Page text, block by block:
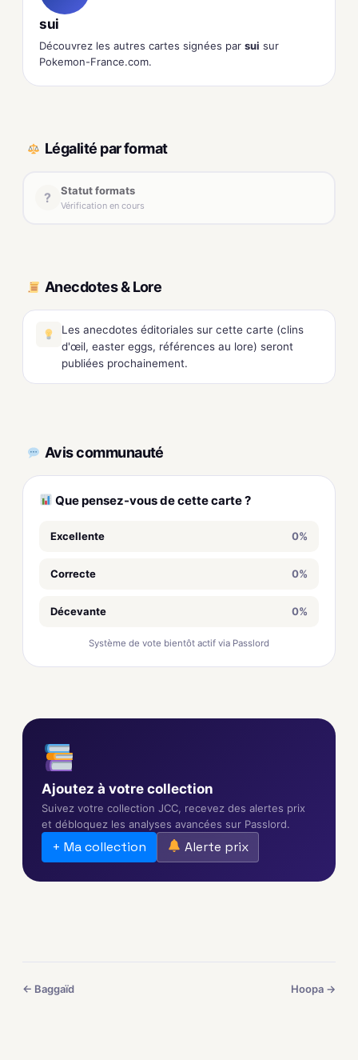
sui
Découvrez les autres cartes signées par sui sur
Pokemon-France.com.
Légalité par format
? Statut formats
Vérification en cours
Anecdotes & Lore
Les anecdotes éditoriales sur cette carte (clins
d'œil, easter eggs, références au lore) seront
publiées prochainement.
Avis communauté
Que pensez-vous de cette carte ?
Excellente 0%
Correcte 0%
Décevante 0%
Système de vote bientôt actif via Passlord
Ajoutez à votre collection
Suivez votre collection JCC, recevez des alertes prix
et débloquez les analyses avancées sur Passlord.
+ Ma collection Alerte prix
← Baggaïd Hoopa →